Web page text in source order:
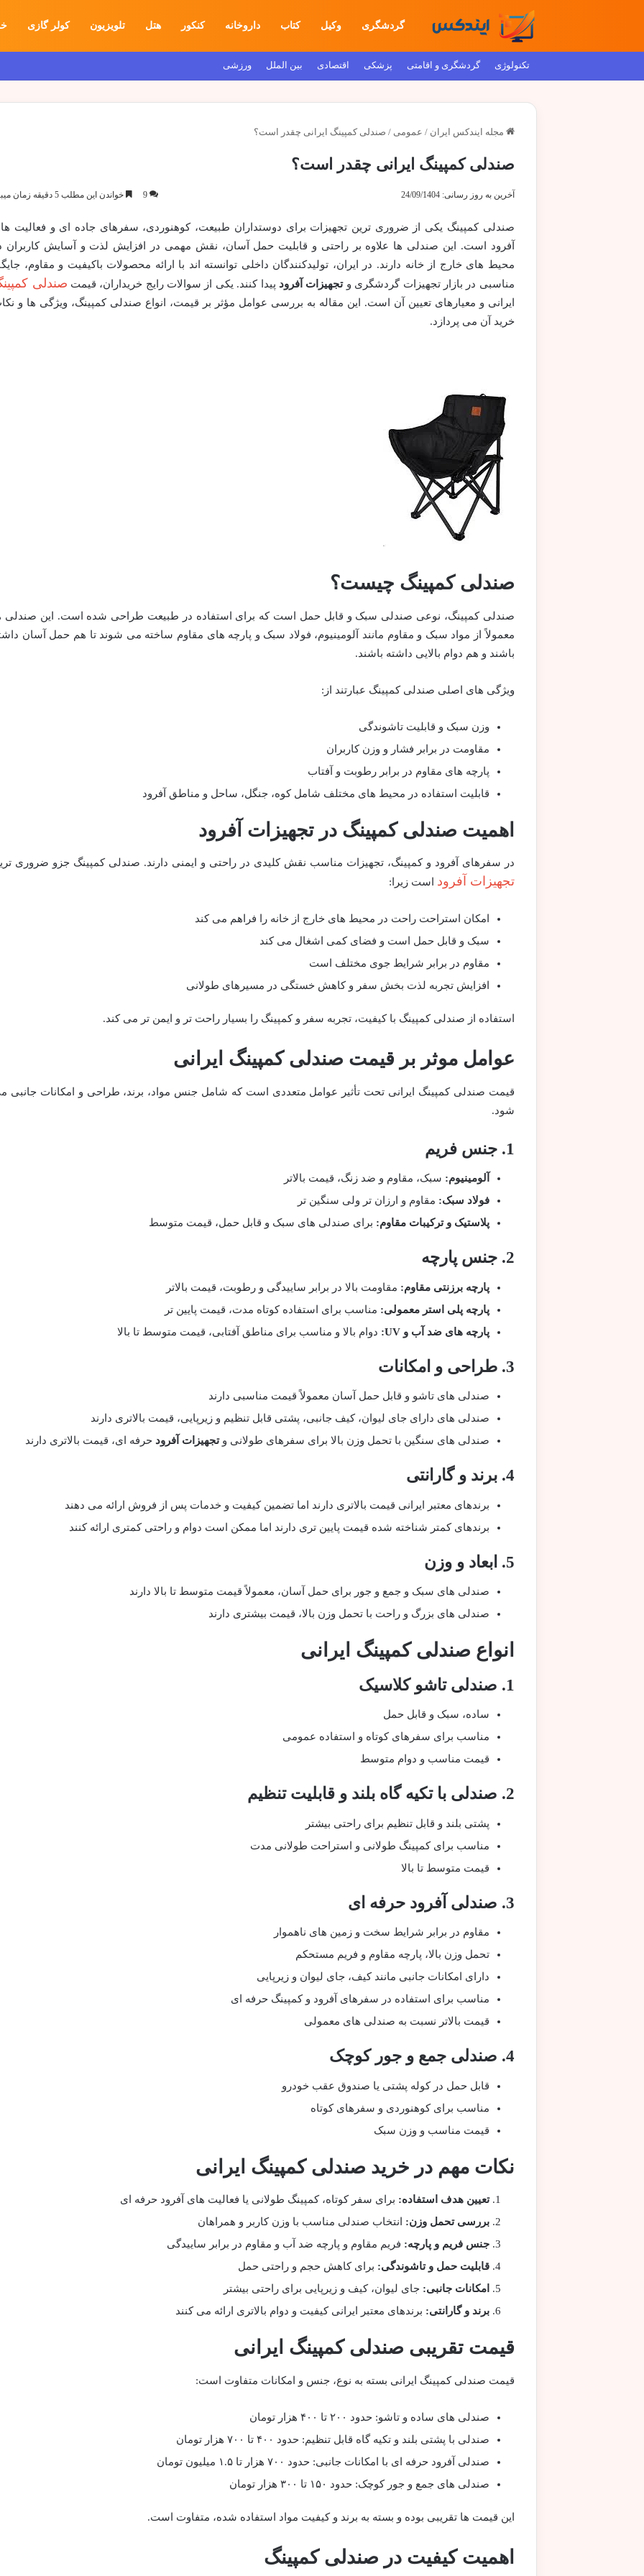
گردشگری وکیل کتاب داروخانه کنکور هتل تلویزیون کولر گازی
تکنولوژی گردشگری و اقامتی پزشکی اقتصادی بین الملل ورزشی
مجله ایندکس ایران / عمومی / صندلی کمپینگ ایرانی چقدر است؟
صندلی کمپینگ ایرانی چقدر است؟
آخرین به روز رسانی: 24/09/1404 9 خواندن این مطلب 5 دقیقه زمان میبرد
صندلی کمپینگ یکی از ضروری ترین تجهیزات برای دوستداران طبیعت، کوهنوردی، سفرهای جاده ای و فعالیت
آفرود است. این صندلی ها علاوه بر راحتی و قابلیت حمل آسان، نقش مهمی در افزایش لذت و آسایش کاربران
محیط های خارج از خانه دارند. در ایران، تولیدکنندگان داخلی توانسته اند با ارائه محصولات باکیفیت و مقاوم،
مناسبی در بازار تجهیزات گردشگری وتجهیزات آفرود پیدا کنند. یکی از سوالات رایج خریداران، قیمت صندلی
ایرانی و معیارهای تعیین آن است. این مقاله به بررسی عوامل مؤثر بر قیمت، انواع صندلی کمپینگ، ویژگی ها و
خرید آن می پردازد.
صندلی کمپینگ چیست؟
صندلی کمپینگ، نوعی صندلی سبک و قابل حمل است که برای استفاده در طبیعت طراحی شده است. این صندلی
معمولاً از مواد سبک و مقاوم مانند آلومینیوم، فولاد سبک و پارچه های مقاوم ساخته می شوند تا هم حمل آسان
باشند و هم دوام بالایی داشته باشند.
ویژگی های اصلی صندلی کمپینگ عبارتند از:
وزن سبک و قابلیت تاشوندگی
مقاومت در برابر فشار و وزن کاربران
پارچه های مقاوم در برابر رطوبت و آفتاب
قابلیت استفاده در محیط های مختلف شامل کوه، جنگل، ساحل و مناطق آفرود
اهمیت صندلی کمپینگ در تجهیزات آفرود
در سفرهای آفرود و کمپینگ، تجهیزات مناسب نقش کلیدی در راحتی و ایمنی دارند. صندلی کمپینگ جزو ضروری
تجهیزات آفرود است زیرا:
امکان استراحت راحت در محیط های خارج از خانه را فراهم می کند
سبک و قابل حمل است و فضای کمی اشغال می کند
مقاوم در برابر شرایط جوی مختلف است
افزایش تجربه لذت بخش سفر و کاهش خستگی در مسیرهای طولانی
استفاده از صندلی کمپینگ با کیفیت، تجربه سفر و کمپینگ را بسیار راحت تر و ایمن تر می کند.
عوامل موثر بر قیمت صندلی کمپینگ ایرانی
قیمت صندلی کمپینگ ایرانی تحت تأثیر عوامل متعددی است که شامل جنس مواد، برند، طراحی و امکانات جانبی
شود.
1. جنس فریم
آلومینیوم: سبک، مقاوم و ضد زنگ، قیمت بالاتر
فولاد سبک: مقاوم و ارزان تر ولی سنگین تر
پلاستیک و ترکیبات مقاوم: برای صندلی های سبک و قابل حمل، قیمت متوسط
2. جنس پارچه
پارچه برزنتی مقاوم: مقاومت بالا در برابر ساییدگی و رطوبت، قیمت بالاتر
پارچه پلی استر معمولی: مناسب برای استفاده کوتاه مدت، قیمت پایین تر
پارچه های ضد آب و UV:
دوام بالا و مناسب برای مناطق آفتابی، قیمت متوسط تا بالا
3. طراحی و امکانات
صندلی های تاشو و قابل حمل آسان معمولاً قیمت مناسبی دارند
صندلی های دارای جای لیوان، کیف جانبی، پشتی قابل تنظیم و زیرپایی، قیمت بالاتری دارند
صندلی های سنگین با تحمل وزن بالا برای سفرهای طولانی وتجهیزات آفرود حرفه ای، قیمت بالاتری دارند
4. برند و گارانتی
برندهای معتبر ایرانی قیمت بالاتری دارند اما تضمین کیفیت و خدمات پس از فروش ارائه می دهند
برندهای کمتر شناخته شده قیمت پایین تری دارند اما ممکن است دوام و راحتی کمتری ارائه کنند
5. ابعاد و وزن
صندلی های سبک و جمع و جور برای حمل آسان، معمولاً قیمت متوسط تا بالا دارند
صندلی های بزرگ و راحت با تحمل وزن بالا، قیمت بیشتری دارند
انواع صندلی کمپینگ ایرانی
1. صندلی تاشو کلاسیک
ساده، سبک و قابل حمل
مناسب برای سفرهای کوتاه و استفاده عمومی
قیمت مناسب و دوام متوسط
2. صندلی با تکیه گاه بلند و قابلیت تنظیم
پشتی بلند و قابل تنظیم برای راحتی بیشتر
مناسب برای کمپینگ طولانی و استراحت طولانی مدت
قیمت متوسط تا بالا
3. صندلی آفرود حرفه ای
مقاوم در برابر شرایط سخت و زمین های ناهموار
تحمل وزن بالا، پارچه مقاوم و فریم مستحکم
دارای امکانات جانبی مانند کیف، جای لیوان و زیرپایی
مناسب برای استفاده در سفرهای آفرود و کمپینگ حرفه ای
قیمت بالاتر نسبت به صندلی های معمولی
4. صندلی جمع و جور کوچک
قابل حمل در کوله پشتی یا صندوق عقب خودرو
مناسب برای کوهنوردی و سفرهای کوتاه
قیمت مناسب و وزن سبک
نکات مهم در خرید صندلی کمپینگ ایرانی
تعیین هدف استفاده: برای سفر کوتاه، کمپینگ طولانی یا فعالیت های آفرود حرفه ای
بررسی تحمل وزن: انتخاب صندلی مناسب با وزن کاربر و همراهان
جنس فریم و پارچه: فریم مقاوم و پارچه ضد آب و مقاوم در برابر ساییدگی
قابلیت حمل و تاشوندگی: برای کاهش حجم و راحتی حمل
امکانات جانبی: جای لیوان، کیف و زیرپایی برای راحتی بیشتر
برند و گارانتی: برندهای معتبر ایرانی کیفیت و دوام بالاتری ارائه می کنند
قیمت تقریبی صندلی کمپینگ ایرانی
قیمت صندلی کمپینگ ایرانی بسته به نوع، جنس و امکانات متفاوت است:
صندلی های ساده و تاشو: حدود ۲۰۰ تا ۴۰۰ هزار تومان
صندلی با پشتی بلند و تکیه گاه قابل تنظیم: حدود ۴۰۰ تا ۷۰۰ هزار تومان
صندلی آفرود حرفه ای با امکانات جانبی: حدود ۷۰۰ هزار تا ۱.۵ میلیون تومان
صندلی های جمع و جور کوچک: حدود ۱۵۰ تا ۳۰۰ هزار تومان
این قیمت ها تقریبی بوده و بسته به برند و کیفیت مواد استفاده شده، متفاوت است.
اهمیت کیفیت در صندلی کمپینگ